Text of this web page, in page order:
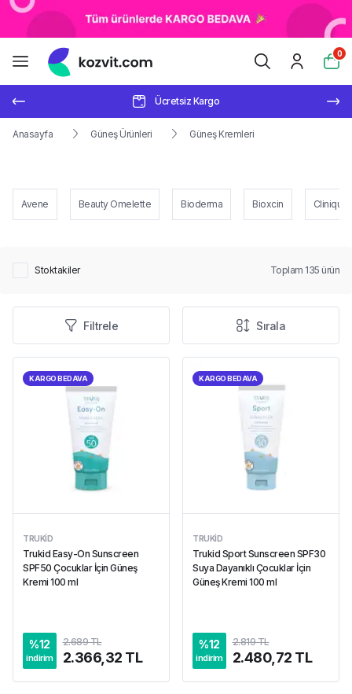
0
Ücretsiz Kargo
Anasayfa Güneş Ürünleri Güneş Kremleri
Avene Beauty Omelette Bioderma Bioxcin Clinique
Stoktakiler Toplam 135 ürün
Filtrele Sırala
KARGO BEDAVA
TRUKID
Trukid Easy-On Sunscreen
SPF50 Çocuklar İçin Güneş
Kremi 100 ml
%12
indirim
2.689 TL
2.366,32 TL
KARGO BEDAVA
TRUKID
Trukid Sport Sunscreen SPF30
Suya Dayanıklı Çocuklar İçin
Güneş Kremi 100 ml
%12
indirim
2.819 TL
2.480,72 TL